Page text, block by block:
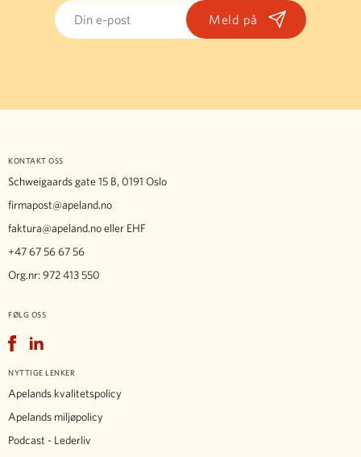
Email
KONTAKT OSS
Schweigaards gate 15 B, 0191 Oslo
firmapost@apeland.no
faktura@apeland.noeller EHF
+47 67 56 67 56
Org.nr: 972 413 550
FØLG OSS
FacebookLinkedIn
NYTTIGE LENKER
Apelands kvalitetspolicy
Apelands miljøpolicy
Podcast - Lederliv